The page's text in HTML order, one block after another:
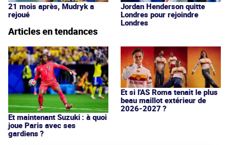
21 mois après, Mudryk a
rejoué
Jordan Henderson quitte
Londres pour rejoindre
Londres
Articles en tendances
Et maintenant Suzuki : à quoi
joue Paris avec ses
gardiens ?
Et si l'AS Roma tenait le plus
beau maillot extérieur de
2026-2027 ?